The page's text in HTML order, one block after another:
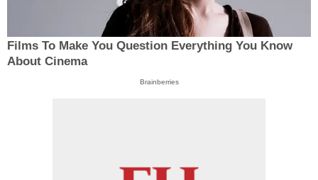
Films To Make You Question Everything You Know
About Cinema
Brainberries